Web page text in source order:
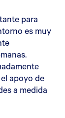
para
es muy
apoyo de
a medida